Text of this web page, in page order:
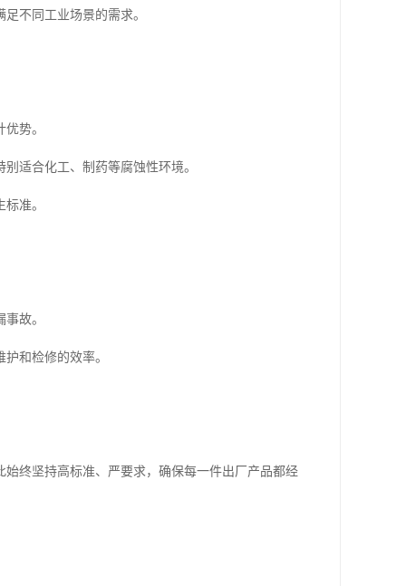
不同工业场景的需求。
势。
适合化工、制药等腐蚀性环境。
准。
故。
和检修的效率。
终坚持高标准、严要求，确保每一件出厂产品都经